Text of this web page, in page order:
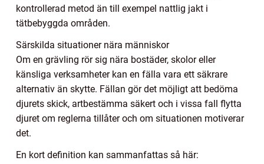
kontrollerad metod än till exempel nattlig jakt i
tätbebyggda områden.
Särskilda situationer nära människor
Om en grävling rör sig nära bostäder, skolor eller
känsliga verksamheter kan en fälla vara ett säkrare
alternativ än skytte. Fällan gör det möjligt att bedöma
djurets skick, artbestämma säkert och i vissa fall flytta
djuret om reglerna tillåter och om situationen motiverar
det.
En kort definition kan sammanfattas så här: